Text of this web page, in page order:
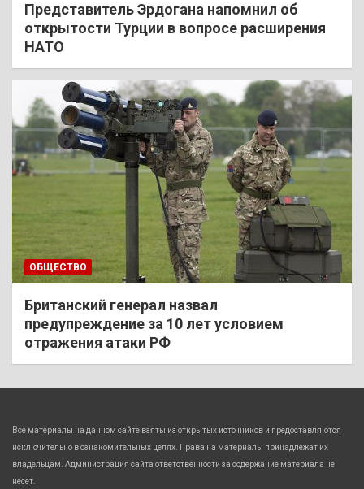
Представитель Эрдогана напомнил об
открытости Турции в вопросе расширения
НАТО
ОБЩЕСТВО
Британский генерал назвал
предупреждение за 10 лет условием
отражения атаки РФ
Все материалы на данном сайте взяты из открытых источников и предоставляются
исключительно в ознакомительных целях. Права на материалы принадлежат их
владельцам. Администрация сайта ответственности за содержание материала не
несет.